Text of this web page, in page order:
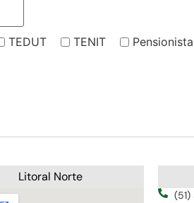
TEDUT TENIT
Litoral Norte